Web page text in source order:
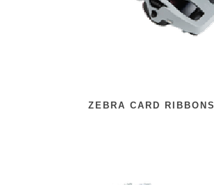
ZEBRA CARD RIBBONS